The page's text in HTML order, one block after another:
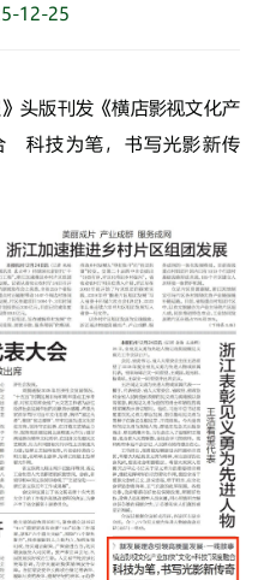
12-25
头版刊发《横店影视文化产
科技为笔，书写光影新传